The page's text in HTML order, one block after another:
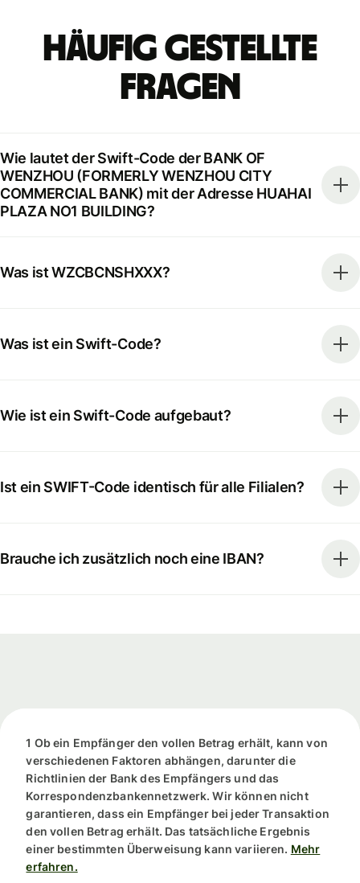
Häufig gestellte
Fragen
Wie lautet der Swift-Code der BANK OF
WENZHOU (FORMERLY WENZHOU CITY
COMMERCIAL BANK) mit der Adresse HUAHAI
PLAZA NO1 BUILDING?
Was ist WZCBCNSHXXX?
Was ist ein Swift-Code?
Wie ist ein Swift-Code aufgebaut?
Ist ein SWIFT-Code identisch für alle Filialen?
Brauche ich zusätzlich noch eine IBAN?
1 Ob ein Empfänger den vollen Betrag erhält, kann von
verschiedenen Faktoren abhängen, darunter die
Richtlinien der Bank des Empfängers und das
Korrespondenzbankennetzwerk. Wir können nicht
garantieren, dass ein Empfänger bei jeder Transaktion
den vollen Betrag erhält. Das tatsächliche Ergebnis
einer bestimmten Überweisung kann variieren. Mehr
erfahren.